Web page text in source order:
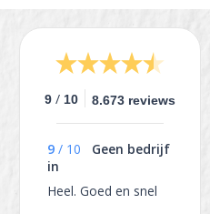
9 / 10 8.673 reviews
9 / 10
Geen bedrijf
in
Heel. Goed en snel